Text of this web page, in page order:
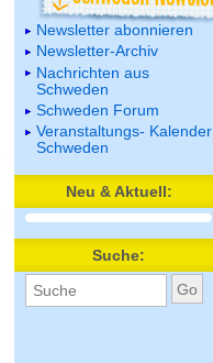
Newsletter abonnieren
Newsletter-Archiv
Nachrichten aus
Schweden
Schweden Forum
Veranstaltungs- Kalender
Schweden
Neu & Aktuell:
Suche: